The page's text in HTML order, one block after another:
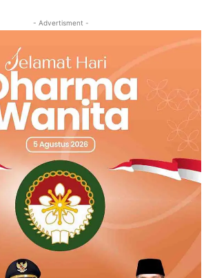
- Advertisment -